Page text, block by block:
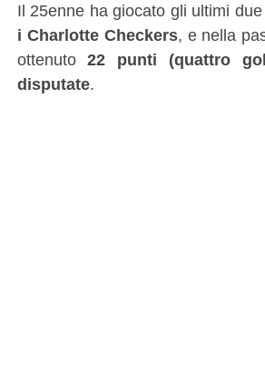
Il 25enne ha giocato gli ultimi
i Charlotte Checkers, e nella
ottenuto22 punti (quattro
disputate.